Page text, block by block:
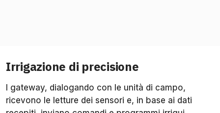
Irrigazione di precisione
I gateway, dialogando con le unità di campo,
ricevono le letture dei sensori e, in base ai dati